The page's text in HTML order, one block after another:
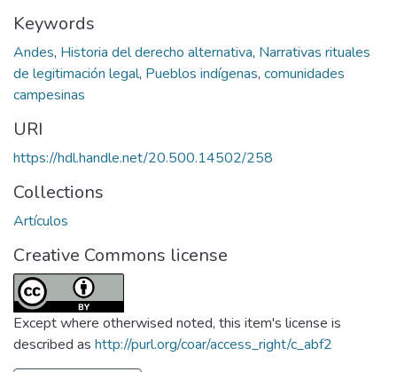
Keywords
Andes, Historia del derecho alternativa, Narrativas rituales
de legitimación legal, Pueblos indígenas, comunidades
campesinas
URI
https://hdl.handle.net/20.500.14502/258
Collections
Artículos
Creative Commons license
Except where otherwised noted, this item's license is
described as http://purl.org/coar/access_right/c_abf2